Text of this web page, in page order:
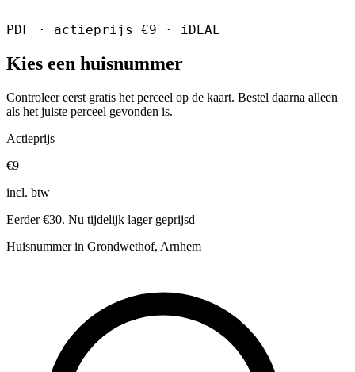
PDF · actieprijs €9 · iDEAL
Kies een huisnummer
Controleer eerst gratis het perceel op de kaart. Bestel daarna alleen
als het juiste perceel gevonden is.
Actieprijs
€9
incl. btw
Eerder €30. Nu tijdelijk lager geprijsd
Huisnummer in Grondwethof, Arnhem